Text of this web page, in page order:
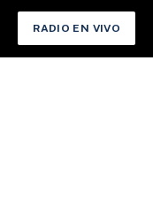
RADIO EN VIVO